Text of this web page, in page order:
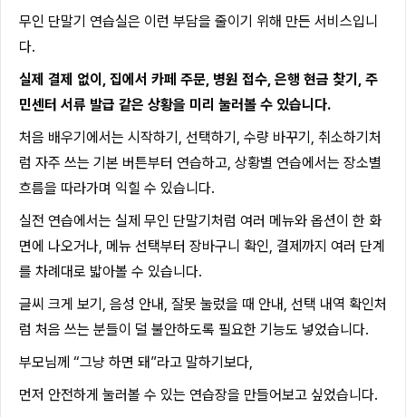
무인 단말기 연습실은 이런 부담을 줄이기 위해 만든 서비스입니
다.
실제 결제 없이, 집에서 카페 주문, 병원 접수, 은행 현금 찾기, 주
민센터 서류 발급 같은 상황을 미리 눌러볼 수 있습니다.
처음 배우기에서는 시작하기, 선택하기, 수량 바꾸기, 취소하기처
럼 자주 쓰는 기본 버튼부터 연습하고, 상황별 연습에서는 장소별
흐름을 따라가며 익힐 수 있습니다.
실전 연습에서는 실제 무인 단말기처럼 여러 메뉴와 옵션이 한 화
면에 나오거나, 메뉴 선택부터 장바구니 확인, 결제까지 여러 단계
를 차례대로 밟아볼 수 있습니다.
글씨 크게 보기, 음성 안내, 잘못 눌렀을 때 안내, 선택 내역 확인처
럼 처음 쓰는 분들이 덜 불안하도록 필요한 기능도 넣었습니다.
부모님께 “그냥 하면 돼”라고 말하기보다,
먼저 안전하게 눌러볼 수 있는 연습장을 만들어보고 싶었습니다.